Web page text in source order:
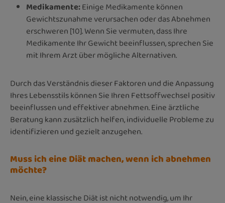
Medikamente:Einige Medikamente können
Gewichtszunahme verursachen oder das Abnehmen
erschweren [10]. Wenn Sie vermuten, dass Ihre
Medikamente Ihr Gewicht beeinflussen, sprechen Sie
mit Ihrem Arzt über mögliche Alternativen.
Durch das Verständnis dieser Faktoren und die Anpassung
Ihres Lebensstils können Sie Ihren Fettsoffwechsel positiv
beeinflussen und effektiver abnehmen. Eine ärztliche
Beratung kann zusätzlich helfen, individuelle Probleme zu
identifizieren und gezielt anzugehen.
Muss ich eine Diät machen, wenn ich abnehmen
möchte?
Nein, eine klassische Diät ist nicht notwendig, um Ihr